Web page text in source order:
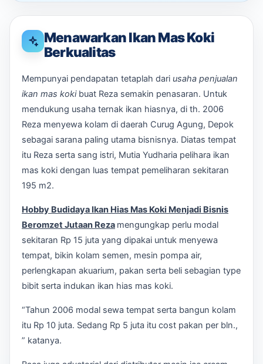
Menawarkan Ikan Mas Koki
Berkualitas
Mempunyai pendapatan tetaplah dari usaha penjualan
ikan mas kokibuat Reza semakin penasaran. Untuk
mendukung usaha ternak ikan hiasnya, di th. 2006
Reza menyewa kolam di daerah Curug Agung, Depok
sebagai sarana paling utama bisnisnya. Diatas tempat
itu Reza serta sang istri, Mutia Yudharia pelihara ikan
mas koki dengan luas tempat pemeliharan sekitaran
195 m2.
Hobby Budidaya Ikan Hias Mas Koki Menjadi Bisnis
Beromzet Jutaan Reza mengungkap perlu modal
sekitaran Rp 15 juta yang dipakai untuk menyewa
tempat, bikin kolam semen, mesin pompa air,
perlengkapan akuarium, pakan serta beli sebagian type
bibit serta indukan ikan hias mas koki.
“Tahun 2006 modal sewa tempat serta bangun kolam
itu Rp 10 juta. Sedang Rp 5 juta itu cost pakan per bln.,
” katanya.